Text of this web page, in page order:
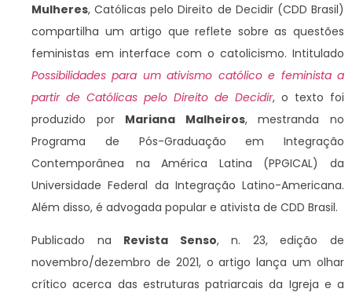
Mulheres, Católicas pelo Direito de Decidir (CDD Brasil)
compartilha um artigo que reflete sobre as questões
feministas em interface com o catolicismo. Intitulado
Possibilidades para um ativismo católico e feminista a
partir de Católicas pelo Direito de Decidir, o texto foi
produzido por Mariana Malheiros, mestranda no
Programa de Pós-Graduação em Integração
Contemporânea na América Latina (PPGICAL) da
Universidade Federal da Integração Latino-Americana.
Além disso, é advogada popular e ativista de CDD Brasil.
Publicado na Revista Senso, n. 23, edição de
novembro/dezembro de 2021, o artigo lança um olhar
crítico acerca das estruturas patriarcais da Igreja e a